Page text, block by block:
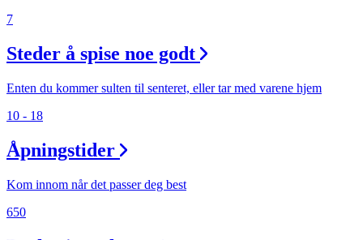
7
Steder å spise noe godt
Enten du kommer sulten til senteret, eller tar med varene hjem
10 - 18
Åpningstider
Kom innom når det passer deg best
650